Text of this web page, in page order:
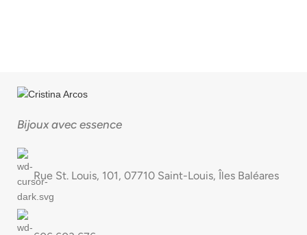
Bijoux avec essence
Rue St. Louis, 101, 07710 Saint-Louis, Îles Baléares